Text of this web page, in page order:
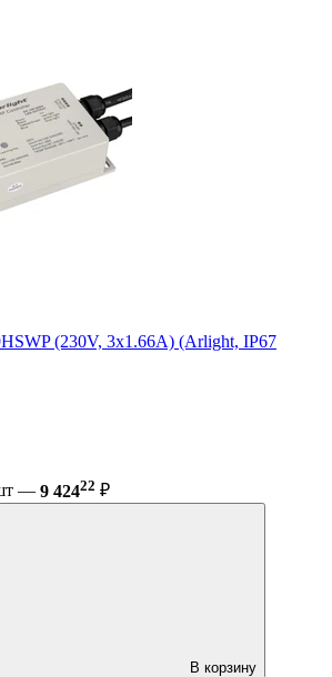
(230V, 3x1.66A) (Arlight, IP67
— 9 42422 ₽
В корзину